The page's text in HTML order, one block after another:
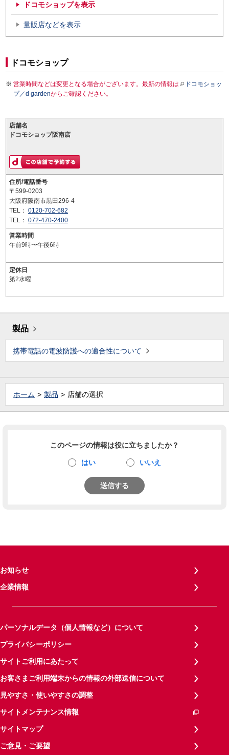
ドコモショップを表示
量販店などを表示
ドコモショップ
営業時間などは変更となる場合がございます。最新の情報は
ドコモショッ
プ／d gardenからご確認ください。
店舗名
ドコモショップ阪南店
住所/電話番号
〒599-0203
大阪府阪南市黒田296-4
TEL： 0120-702-682
TEL： 072-470-2400
営業時間
午前9時〜午後6時
定休日
第2水曜
製品
携帯電話の電波防護への適合性について
ホーム 製品 店舗の選択
このページの情報は役に立ちましたか？
はい いいえ
送信する
お知らせ
企業情報
パーソナルデータ（個人情報など）について
プライバシーポリシー
サイトご利用にあたって
お客さまご利用端末からの情報の外部送信について
見やすさ・使いやすさの調整
サイトメンテナンス情報
サイトマップ
ご意見・ご要望